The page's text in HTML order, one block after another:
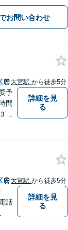
休日対応】
お問い合わせ
大宮駅 から徒歩5分
予
間
分
詳細を見
る
大宮駅 から徒歩5分
話
さ
詳細を見
る